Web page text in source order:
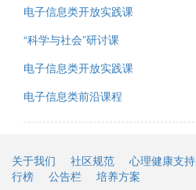
电子信息类开放实践课
“科学与社会”研讨课
电子信息类开放实践课
电子信息类前沿课程
关于我们 社区规范 心理健康支持
行榜
公告栏 培养方案